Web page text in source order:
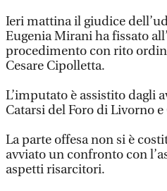
Ieri mattina il giudice
Eugenia Mirani ha fissato
procedimento con rito
Cesare Cipolletta.
L’imputato è assistito dagli
Catarsi del Foro di Livorno
La parte offesa non si è
avviato un confronto con
aspetti risarcitori.